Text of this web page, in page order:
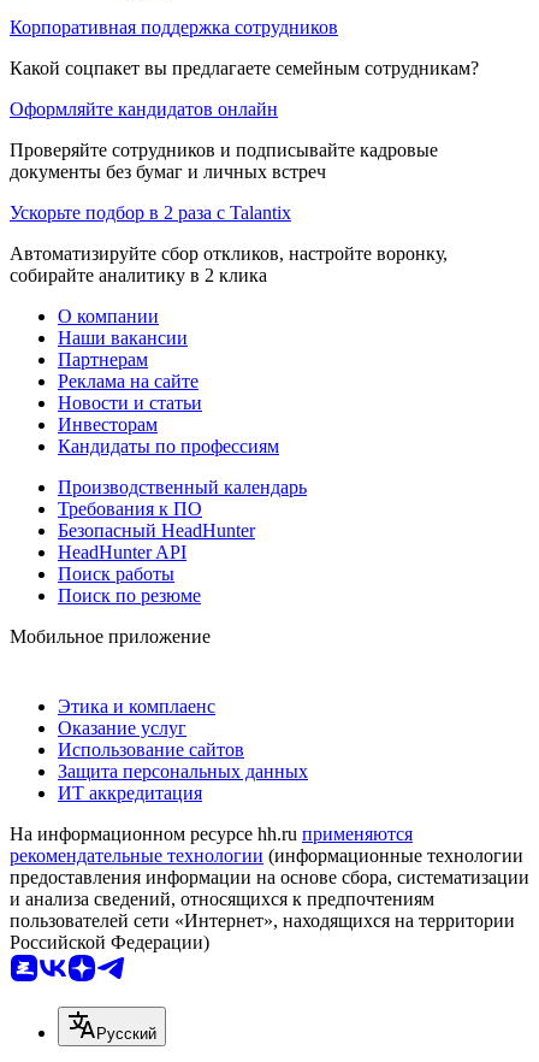
Корпоративная поддержка сотрудников
Какой соцпакет вы предлагаете семейным сотрудникам?
Оформляйте кандидатов онлайн
Проверяйте сотрудников и подписывайте кадровые
документы без бумаг и личных встреч
Ускорьте подбор в 2 раза с Talantix
Автоматизируйте сбор откликов, настройте воронку,
собирайте аналитику в 2 клика
О компании
Наши вакансии
Партнерам
Реклама на сайте
Новости и статьи
Инвесторам
Кандидаты по профессиям
Производственный календарь
Требования к ПО
Безопасный HeadHunter
HeadHunter API
Поиск работы
Поиск по резюме
Мобильное приложение
Этика и комплаенс
Оказание услуг
Использование сайтов
Защита персональных данных
ИТ аккредитация
На информационном ресурсе hh.ru применяются
рекомендательные технологии (информационные технологии
предоставления информации на основе сбора, систематизации
и анализа сведений, относящихся к предпочтениям
пользователей сети «Интернет», находящихся на территории
Российской Федерации)
Русский